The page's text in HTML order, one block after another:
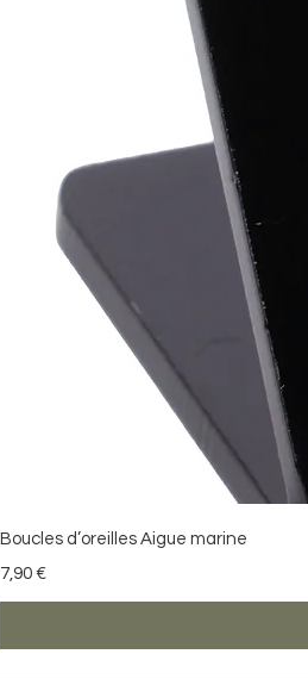
Boucles d’oreilles Aigue marine
Precio
7,90 €